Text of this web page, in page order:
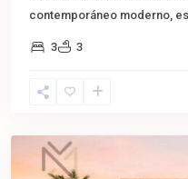
contemporáneo moderno,
3 3
Benito